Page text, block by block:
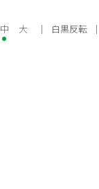
中 大 白黒反転